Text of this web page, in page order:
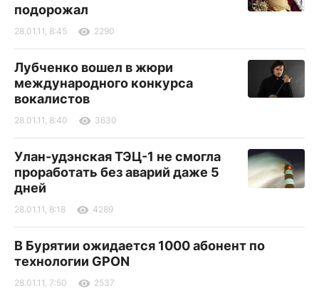
подорожал
28.01.11, 8:45 2290
Лубченко вошел в жюри
международного конкурса
вокалистов
28.01.11, 8:40 3630
Улан-удэнская ТЭЦ-1 не смогла
проработать без аварий даже 5
дней
28.01.11, 8:18 4289
В Бурятии ожидается 1000 абонент по
технологии GPON
28.01.11, 7:50 2537